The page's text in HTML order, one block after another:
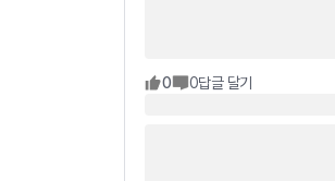
0 0답글 달기